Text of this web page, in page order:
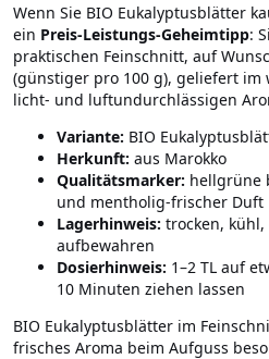
Wenn Sie BIO Eukalyptusblätter
ein Preis-Leistungs-Geheimtipp:
praktischen Feinschnitt, auf
(günstiger pro 100 g), geliefert im
licht- und luftundurchlässigen
Variante: BIO
Herkunft: aus Marokko
Qualitätsmarker: hellgrüne
und mentholig-frischer Duft
Lagerhinweis: trocken,
aufbewahren
Dosierhinweis: 1–2 TL auf
10 Minuten ziehen lassen
BIO Eukalyptusblätter im
frisches Aroma beim Aufguss